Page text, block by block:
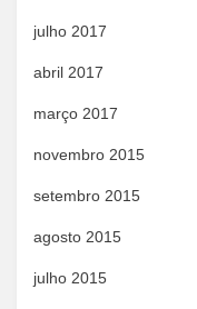
julho 2017
abril 2017
março 2017
novembro 2015
setembro 2015
agosto 2015
julho 2015